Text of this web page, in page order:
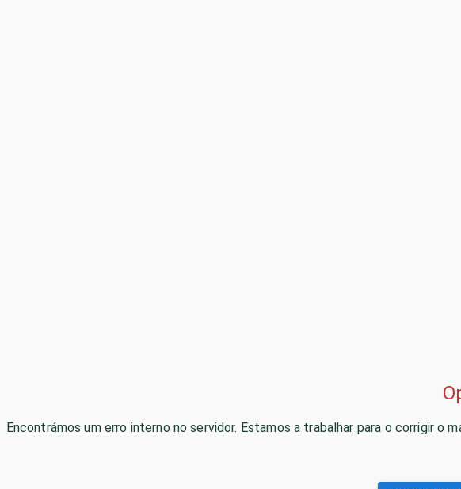
Encontrámos um erro interno no servidor. Estamos a trabalhar para o corrigir